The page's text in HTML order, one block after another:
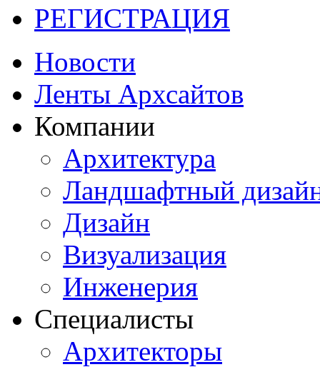
РЕГИСТРАЦИЯ
Новости
Ленты Архсайтов
Компании
Архитектура
Ландшафтный
Дизайн
Визуализация
Инженерия
Специалисты
Архитекторы